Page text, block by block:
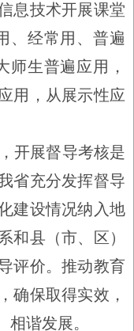
息技术开展课堂
、经常用、普遍
师生普遍应用，
用，从展示性应
开展督导考核是
省充分发挥督导
建设情况纳入地
和县（市、区）
评价。推动教育
确保取得实效，
谐发展。